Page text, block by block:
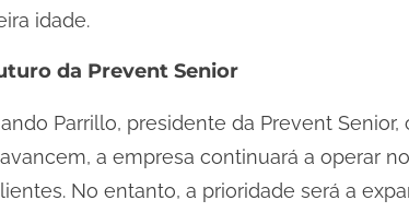
idade.
da Prevent Senior
Parrillo, presidente da Prevent
a empresa continuará a operar
No entanto, a prioridade será a